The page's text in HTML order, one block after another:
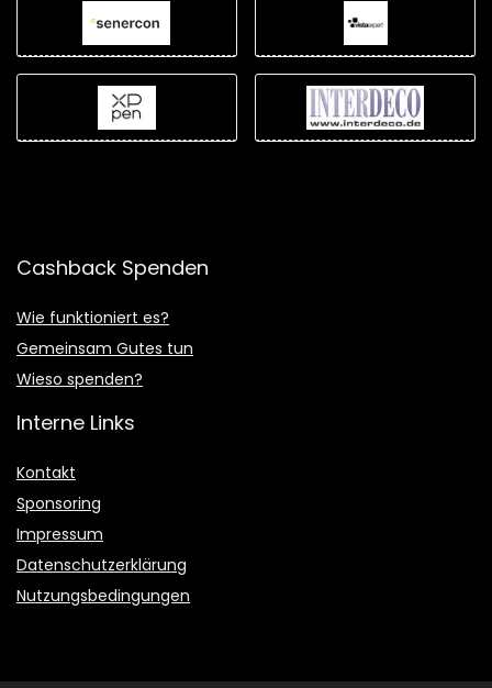
Cashback Spenden
Wie funktioniert es?
Gemeinsam Gutes tun
Wieso spenden?
Interne Links
Kontakt
Sponsoring
Impressum
Datenschutzerklärung
Nutzungsbedingungen